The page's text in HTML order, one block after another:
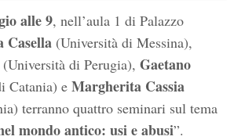
alle 9, nell’aula 1 di Palazzo
Casella (Università di Messina),
(Università di Perugia), Gaetano
Catania) e Margherita Cassia
terranno quattro seminari sul tema
mondo antico: usi e abusi”.